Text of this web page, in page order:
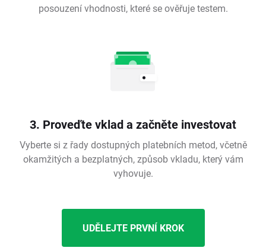
posouzení vhodnosti, které se ověřuje testem.
3. Proveďte vklad a začněte investovat
Vyberte si z řady dostupných platebních metod, včetně
okamžitých a bezplatných, způsob vkladu, který vám
vyhovuje.
UDĚLEJTE PRVNÍ KROK